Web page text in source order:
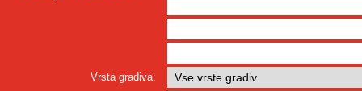
Vrsta gradiva: